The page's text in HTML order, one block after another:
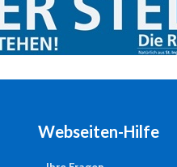
Webseiten-Hilfe